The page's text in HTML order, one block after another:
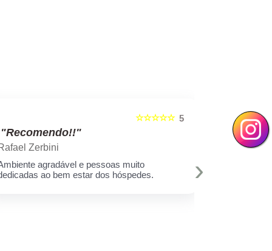
5
☆☆☆☆☆
"Recomendo!!"
Zerbini
agradável e pessoas muito
ao bem estar dos hóspedes.
Swellen
›